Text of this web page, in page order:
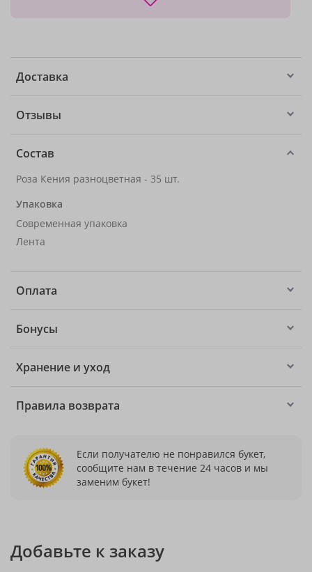
Доставка
Отзывы
Состав
Роза Кения разноцветная - 35 шт.
Упаковка
Современная упаковка
Лента
Оплата
Бонусы
Хранение и уход
Правила возврата
Если получателю не понравился букет,
сообщите нам в течение 24 часов и мы
заменим букет!
Добавьте к заказу